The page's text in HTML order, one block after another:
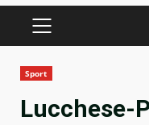
PRIMARY
Sport
Lucchese-